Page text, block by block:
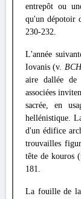
entrepôt ou
qu'un dépotoir
230-232.
L'année
Iovanis (v. BCH
aire dallée
associées
sacrée, en
hellénistique.
d'un édifice
trouvailles
tête de kouros (
181.
La fouille de